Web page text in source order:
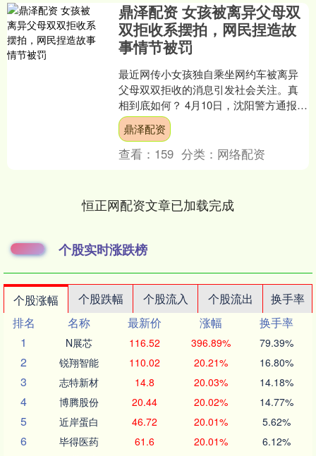
鼎泽配资 女孩被离异父母双
双拒收系摆拍，网民捏造故
事情节被罚
最近网传小女孩独自乘坐网约车被离异
父母双双拒收的消息引发社会关注。真
相到底如何？ 4月10日，沈阳警方通报：
经查，网民依某为博取流量，捏造故事
情节，拍摄虚假视频....
鼎泽配资
查看： 159 分类： 网络配资
恒正网配资文章已加载完成
个股实时涨跌榜
个股涨幅 个股跌幅 个股流入 个股流出
换手率
排名
名称 最新价 涨幅
换手率
1
N展芯 116.52 396.89% 79.39%
2 锐翔智能 110.02 20.21% 16.80%
3 志特新材 14.8 20.03% 14.18%
4 博腾股份 20.44 20.02% 14.77%
5 近岸蛋白 46.72 20.01% 5.62%
6 毕得医药 61.6 20.01% 6.12%